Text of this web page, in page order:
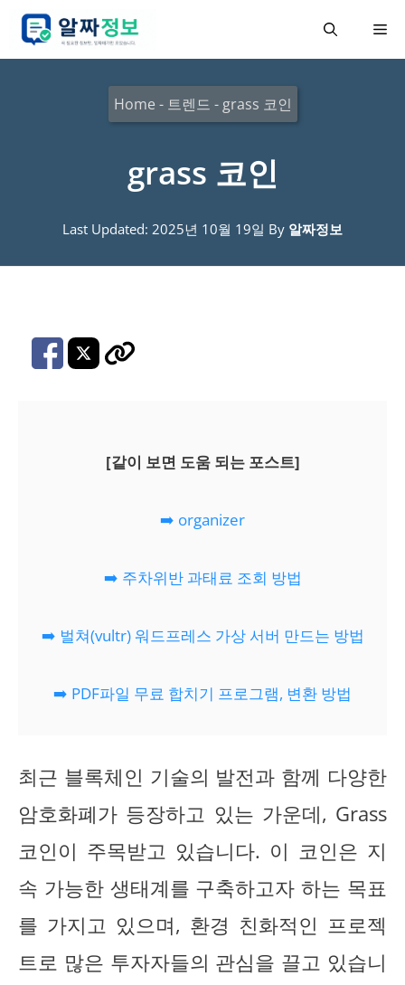
메
Home - 트렌드 - grass 코인
grass 코인
Last Updated: 2025년 10월 19일 By 알짜정보
[같이 보면 도움 되는 포스트]
➡️ organizer
➡️ 주차위반 과태료 조회 방법
➡️ 벌쳐(vultr) 워드프레스 가상 서버 만드는 방법
➡️ PDF파일 무료 합치기 프로그램, 변환 방법
최근 블록체인 기술의 발전과 함께 다양한
암호화폐가 등장하고 있는 가운데, Grass
코인이 주목받고 있습니다. 이 코인은 지
속 가능한 생태계를 구축하고자 하는 목표
를 가지고 있으며, 환경 친화적인 프로젝
트로 많은 투자자들의 관심을 끌고 있습니